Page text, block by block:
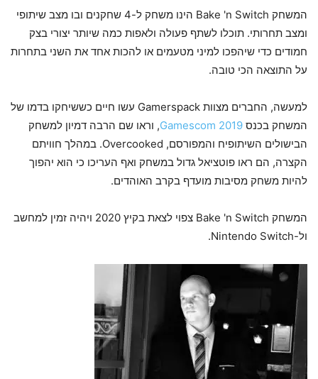
המשחק Bake 'n Switch הינו משחק ל-4 שחקנים ובו מצב שיתופי
ומצב תחרותי. תוכלו לשתף פעולה ולאפות כמה שיותר יצורי בצק
חמודים כדי שיהפכו למיני מטעמים או להכות אחד את השני בתחרות
על התוצאה הכי טובה.
למעשה, החברים מצוות Gamerspack עשו חיים כששיחקו בדמו של
המשחק בכנס Gamescom 2019, וראו שם הרבה דמיון למשחק
הבישולים השיתופיח והמפורסם, Overcooked. במהלך חוויתם
הקצרה, הם ראו פוטציאל גדול במשחק ואף העריכו כי הוא יהפוך
להיות משחק מסיבות מועדף בקרב האוהדים.
המשחק Bake 'n Switch צפוי לצאת בקיץ 2020 ויהיה זמין למחשב
ול-Nintendo Switch.